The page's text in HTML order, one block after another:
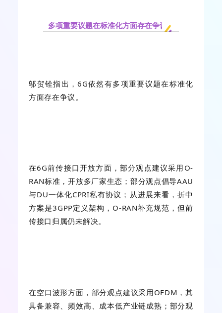
多项重要议题在标准化方面存在争议
邬贺铨指出，6G依然有多项重要议题在标准化
方面存在争议。
在6G前传接口开放方面，部分观点建议采用O-
RAN标准，开放多厂家生态；部分观点倡导AAU
与DU一体化CPRI私有协议；从进展来看，折中
方案是3GPP定义架构，O-RAN补充规范，但前
传接口归属仍未解决。
在空口波形方面，部分观点建议采用OFDM，其
具备兼容、频效高、成本低产业链成熟；部分观